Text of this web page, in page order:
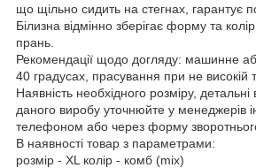
що щільно сидить на стегнах, гарантує
Білизна відмінно зберігає форму та
прань.
Рекомендації щодо догляду: машинне
40 градусах, прасування при не високій
Наявність необхідного розміру, детальні
даного виробу уточнюйте у менеджерів
телефоном або через форму
В наявності товар з параметрами:
розмір - XL колір - комб (mix)